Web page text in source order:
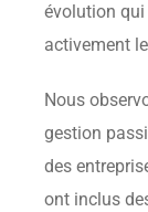
évolution qui
activement
Nous
gestion
des
ont inclus